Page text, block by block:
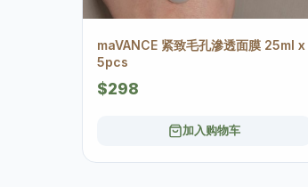
maVANCE 紧致毛孔滲透面膜 25ml x
5pcs
$298
加入购物车